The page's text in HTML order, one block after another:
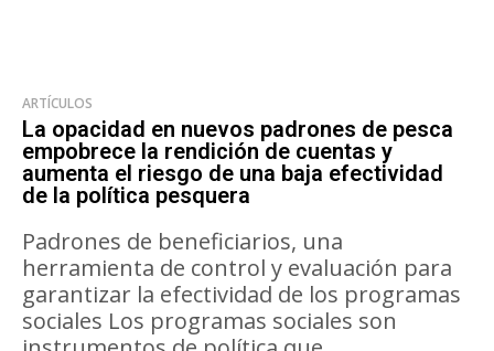
ARTÍCULOS
La opacidad en nuevos padrones de pesca
empobrece la rendición de cuentas y
aumenta el riesgo de una baja efectividad
de la política pesquera
Padrones de beneficiarios, una
herramienta de control y evaluación para
garantizar la efectividad de los programas
sociales Los programas sociales son